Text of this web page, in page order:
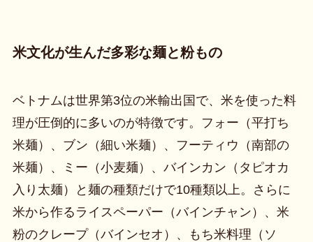
米文化が生んだ多彩な麺と粉もの
ベトナムは世界第3位の米輸出国で、米を使った料
理が圧倒的に多いのが特徴です。フォー（平打ち
米麺）、ブン（細い米麺）、フーティウ（南部の
米麺）、ミー（小麦麺）、バインカン（タピオカ
入り太麺）と麺の種類だけで10種類以上。さらに
米から作るライスペーパー（バインチャン）、米
粉のクレープ（バインセオ）、もち米料理（ソ